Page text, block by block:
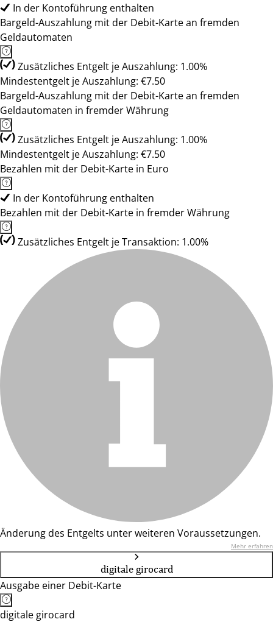
In der Kontoführung enthalten
Bargeld-Auszahlung mit der Debit-Karte an fremden
Geldautomaten
Zusätzliches Entgelt je Auszahlung: 1.00%
Mindestentgelt je Auszahlung: €7.50
Bargeld-Auszahlung mit der Debit-Karte an fremden
Geldautomaten in fremder Währung
Zusätzliches Entgelt je Auszahlung: 1.00%
Mindestentgelt je Auszahlung: €7.50
Bezahlen mit der Debit-Karte in Euro
In der Kontoführung enthalten
Bezahlen mit der Debit-Karte in fremder Währung
Zusätzliches Entgelt je Transaktion: 1.00%
Änderung des Entgelts unter weiteren Voraussetzungen.
Mehr erfahren
digitale girocard
Ausgabe einer Debit-Karte
digitale girocard